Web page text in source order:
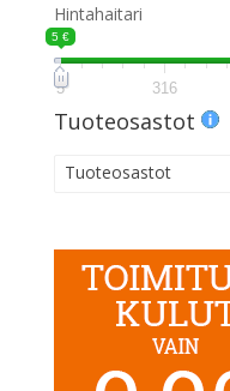
Hintahaitari
5 €
5 316
Tuoteosastot
Tuoteosastot